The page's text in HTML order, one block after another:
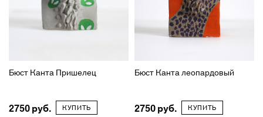
Бюст Канта Пришелец
2750 КУПИТЬ
Бюст Канта леопардовый
2750 КУПИТЬ